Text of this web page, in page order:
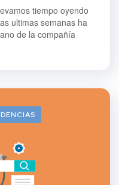
tiempo oyendo
ultimas semanas ha
de la compañía